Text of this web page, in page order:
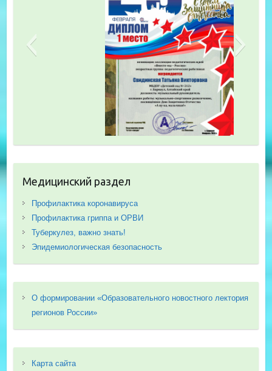
Медицинский раздел
Профилактика коронавируса
Профилактика гриппа и ОРВИ
Туберкулез, важно знать!
Эпидемиологическая безопасность
О формировании «Образовательного новостного лектория
регионов России»
Карта сайта